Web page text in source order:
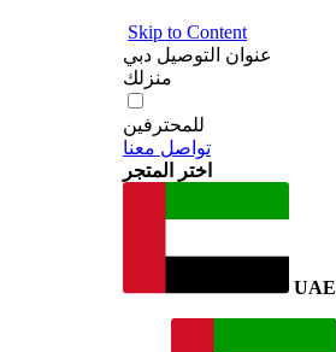
Skip to Content
عنوان التوصيل دبي
منزلك
للمحترفين
تواصل معنا
اختر المتجر
UAE